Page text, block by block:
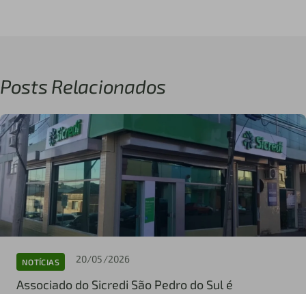
Posts Relacionados
NOTÍCIAS 20/05/2026
Associado do Sicredi São Pedro do Sul é